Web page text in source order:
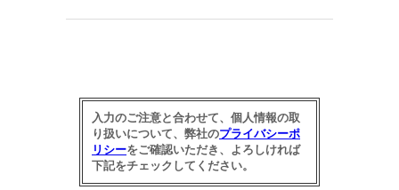
入力のご注意と合わせて、個人情報の取
り扱いについて、弊社のプライバシーポ
リシーをご確認いただき、よろしければ
下記をチェックしてください。